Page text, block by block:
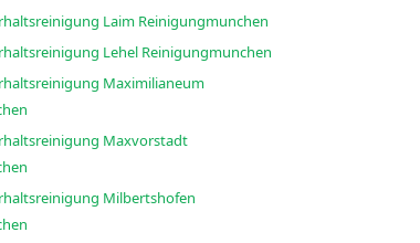
Erfahrene Unterhaltsreinigung Laim Reinigungmunchen
Erfahrene Unterhaltsreinigung Lehel Reinigungmunchen
Maximilianeum
Maxvorstadt
Milbertshofen